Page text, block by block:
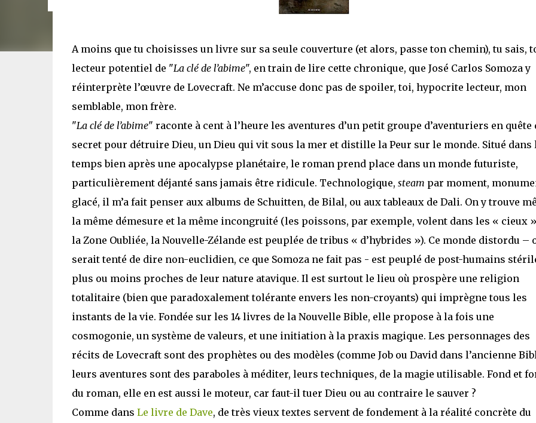
A moins que tu choisisses un livre sur sa seule couverture (et alors, passe ton chemin), tu sais,
lecteur potentiel de "La clé de l’abime", en train de lire cette chronique, que José Carlos Somoza y
réinterprète l’œuvre de Lovecraft. Ne m’accuse donc pas de spoiler, toi, hypocrite lecteur, mon
semblable, mon frère.
"La clé de l’abime" raconte à cent à l’heure les aventures d’un petit groupe d’aventuriers en quête
secret pour détruire Dieu, un Dieu qui vit sous la mer et distille la Peur sur le monde. Situé dans
temps bien après une apocalypse planétaire, le roman prend place dans un monde futuriste,
particulièrement déjanté sans jamais être ridicule. Technologique, steam par moment,
glacé, il m’a fait penser aux albums de Schuitten, de Bilal, ou aux tableaux de Dali. On y trouve
la même démesure et la même incongruité (les poissons, par exemple, volent dans les « cieux
la Zone Oubliée, la Nouvelle-Zélande est peuplée de tribus « d’hybrides »). Ce monde distordu –
serait tenté de dire non-euclidien, ce que Somoza ne fait pas - est peuplé de post-humains
plus ou moins proches de leur nature atavique. Il est surtout le lieu où prospère une religion
totalitaire (bien que paradoxalement tolérante envers les non-croyants) qui imprègne tous les
instants de la vie. Fondée sur les 14 livres de la Nouvelle Bible, elle propose à la fois une
cosmogonie, un système de valeurs, et une initiation à la praxis magique. Les personnages des
récits de Lovecraft sont des prophètes ou des modèles (comme Job ou David dans l’ancienne
leurs aventures sont des paraboles à méditer, leurs techniques, de la magie utilisable. Fond et
du roman, elle en est aussi le moteur, car faut-il tuer Dieu ou au contraire le sauver ?
Comme dans Le livre de Dave, de très vieux textes servent de fondement à la réalité concrète du